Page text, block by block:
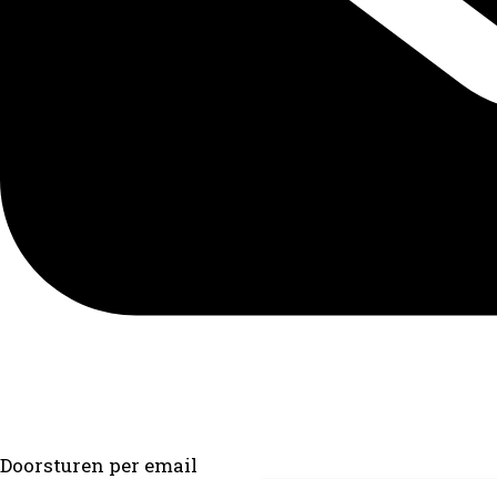
Doorsturen per email